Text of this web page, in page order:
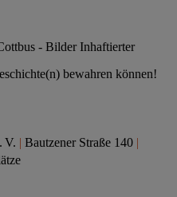
bewahren können!
V. | Bautzener Straße 140 |